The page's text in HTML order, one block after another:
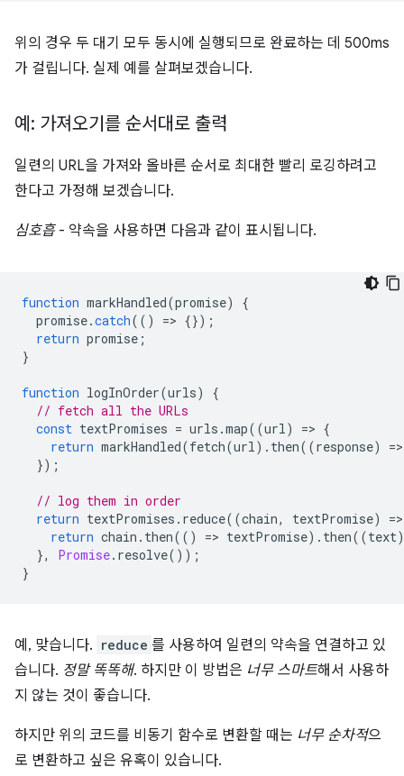
위의 경우 두 대기 모두 동시에 실행되므로 완료하는 데 500ms
가 걸립니다. 실제 예를 살펴보겠습니다.
예: 가져오기를 순서대로 출력
일련의 URL을 가져와 올바른 순서로 최대한 빨리 로깅하려고
한다고 가정해 보겠습니다.
심호흡- 약속을 사용하면 다음과 같이 표시됩니다.
function markHandled(promise)
{
promise.catch(() => {});
return promise ;
}
function logInOrder(urls)
{
// fetch all the URLs
const textPromises = urls .map((url) => {
return markHandled(fetch(url). then((response) =>
});
// log them in order
return textPromises . reduce((chain, textPromise) =>
return chain . then(() => textPromise). then((text)
},
Promise. resolve());
}
예, 맞습니다. reduce 를 사용하여 일련의 약속을 연결하고 있
습니다. 정말 똑똑해. 하지만 이 방법은 너무 스마트해서 사용하
지 않는 것이 좋습니다.
하지만 위의 코드를 비동기 함수로 변환할 때는 너무 순차적으
로 변환하고 싶은 유혹이 있습니다.